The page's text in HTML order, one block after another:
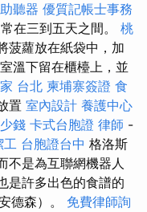
聽器 優質記帳士事務
在三到五天之間。 桃
菠蘿放在紙袋中，加
溫下留在櫃檯上，並
台北 柬埔寨簽證 食
置 室內設計 養護中心
錢 卡式台胞證 律師 -
工 台胞證台中 格洛斯
不是為互聯網機器人
是許多出色的食譜的
德森）。 免費律師詢